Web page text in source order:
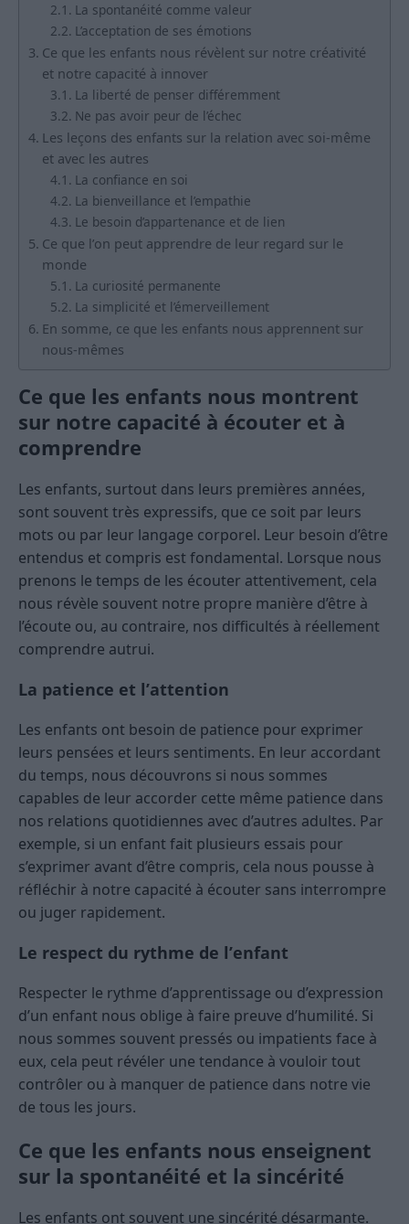
La spontanéité comme valeur
L’acceptation de ses émotions
Ce que les enfants nous révèlent sur notre créativité
et notre capacité à innover
La liberté de penser différemment
Ne pas avoir peur de l’échec
Les leçons des enfants sur la relation avec soi-même
et avec les autres
La confiance en soi
La bienveillance et l’empathie
Le besoin d’appartenance et de lien
Ce que l’on peut apprendre de leur regard sur le
monde
La curiosité permanente
La simplicité et l’émerveillement
En somme, ce que les enfants nous apprennent sur
nous-mêmes
Ce que les enfants nous montrent
sur notre capacité à écouter et à
comprendre
Les enfants, surtout dans leurs premières années,
sont souvent très expressifs, que ce soit par leurs
mots ou par leur langage corporel. Leur besoin d’être
entendus et compris est fondamental. Lorsque nous
prenons le temps de les écouter attentivement, cela
nous révèle souvent notre propre manière d’être à
l’écoute ou, au contraire, nos difficultés à réellement
comprendre autrui.
La patience et l’attention
Les enfants ont besoin de patience pour exprimer
leurs pensées et leurs sentiments. En leur accordant
du temps, nous découvrons si nous sommes
capables de leur accorder cette même patience dans
nos relations quotidiennes avec d’autres adultes. Par
exemple, si un enfant fait plusieurs essais pour
s’exprimer avant d’être compris, cela nous pousse à
réfléchir à notre capacité à écouter sans interrompre
ou juger rapidement.
Le respect du rythme de l’enfant
Respecter le rythme d’apprentissage ou d’expression
d’un enfant nous oblige à faire preuve d’humilité. Si
nous sommes souvent pressés ou impatients face à
eux, cela peut révéler une tendance à vouloir tout
contrôler ou à manquer de patience dans notre vie
de tous les jours.
Ce que les enfants nous enseignent
sur la spontanéité et la sincérité
Les enfants ont souvent une sincérité désarmante.